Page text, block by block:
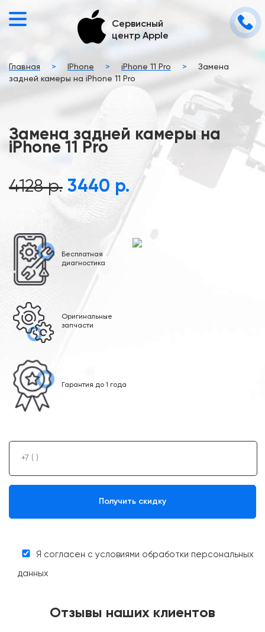
Сервисный
центр Apple
Главная > IPhone > iPhone 11 Pro >
Замена
задней камеры на iPhone 11 Pro
Замена задней камеры на
iPhone 11 Pro
4128 р. 3440 р.
Бесплатная
диагностика
Оригинальные
запчасти
Гарантия до 1 года
Я согласен с условиями обработки персональных
данных
Отзывы наших клиентов